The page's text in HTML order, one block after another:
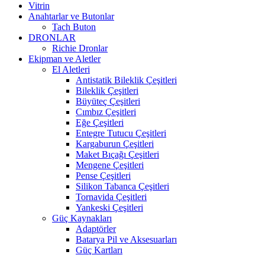
Vitrin
Anahtarlar ve Butonlar
Tach Buton
DRONLAR
Richie Dronlar
Ekipman ve Aletler
El Aletleri
Antistatik Bileklik Çeşitleri
Bileklik Çeşitleri
Büyüteç Çeşitleri
Cımbız Çeşitleri
Eğe Çeşitleri
Entegre Tutucu Çeşitleri
Kargaburun Çeşitleri
Maket Bıçağı Çeşitleri
Mengene Çeşitleri
Pense Çeşitleri
Silikon Tabanca Çeşitleri
Tornavida Çeşitleri
Yankeski Çeşitleri
Güç Kaynakları
Adaptörler
Batarya Pil ve Aksesuarları
Güç Kartları